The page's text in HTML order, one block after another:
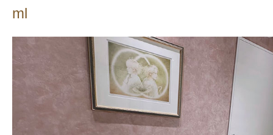
ml